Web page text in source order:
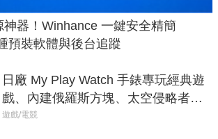
器！Winhance 一鍵安全精簡
預裝軟體與後台追蹤
日廠 My Play Watch 手錶專玩經典遊
戲、內建俄羅斯方塊、太空侵略者，
不過竟然不能連手機？
遊戲/電競